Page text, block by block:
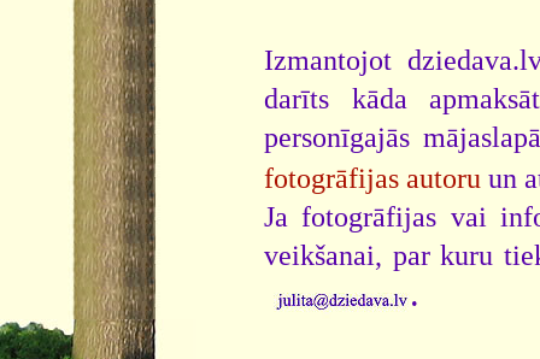
Izmantojot
darīts kāda
personīgajās
fotogrāfijas autoru un
Ja fotogrāfijas vai
veikšanai, par kuru
.